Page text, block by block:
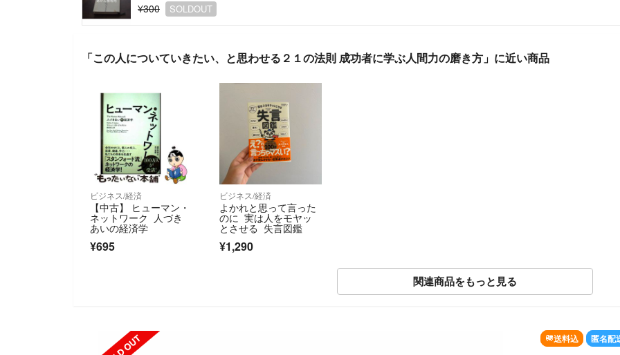
¥300
SOLDOUT
「この人についていきたい、と思わせる２１の法則 成功者に学ぶ人間力の磨き方」に近い商品
ビジネス/経済
【中古】 ヒューマン・
ネットワーク 人づき
あいの経済学
¥695
ビジネス/経済
よかれと思って言った
のに 実は人をモヤッ
とさせる 失言図鑑
¥1,290
関連商品をもっと見る
SOLD OUT
送料込 匿名配